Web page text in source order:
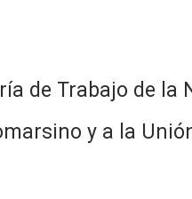
de Trabajo de la
y a la